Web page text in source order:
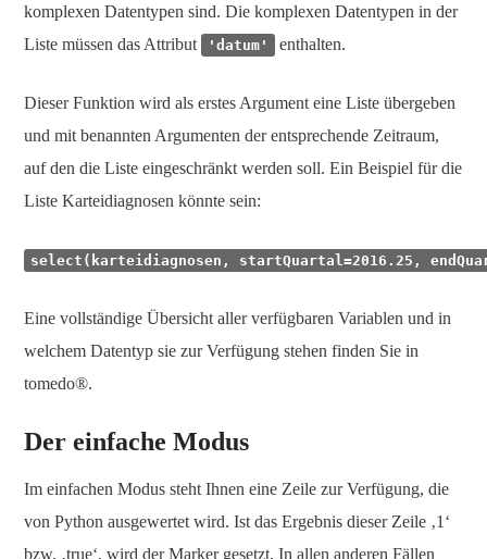
komplexen Datentypen sind. Die komplexen Datentypen in der
Liste müssen das Attribut
'datum' enthalten.
Dieser Funktion wird als erstes Argument eine Liste übergeben
und mit benannten Argumenten der entsprechende Zeitraum,
auf den die Liste eingeschränkt werden soll. Ein Beispiel für die
Liste Karteidiagnosen könnte sein:
select(karteidiagnosen, startQuartal=2016.25,
Eine vollständige Übersicht aller verfügbaren Variablen und in
welchem Datentyp sie zur Verfügung stehen finden Sie in
tomedo®.
Der einfache Modus
Im einfachen Modus steht Ihnen eine Zeile zur Verfügung, die
von Python ausgewertet wird. Ist das Ergebnis dieser Zeile ‚1‘
bzw. ‚true‘, wird der Marker gesetzt. In allen anderen Fällen